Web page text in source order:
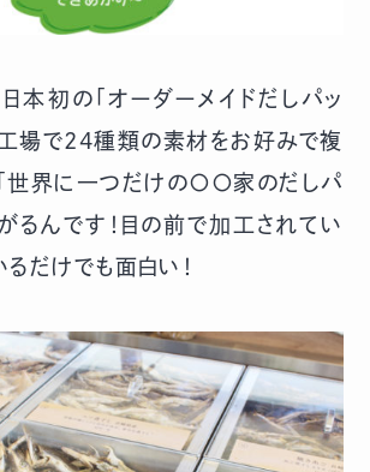
本初の「オーダーメイドだしパッ
工場で24種類の素材をお好みで複
世界に一つだけの〇〇家のだしパ
るんです！目の前で加工されてい
だけでも面白い！